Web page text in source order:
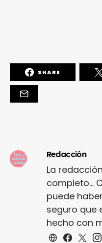
SHARE
Redacción
La
completo...
puede
seguro que
hecho con